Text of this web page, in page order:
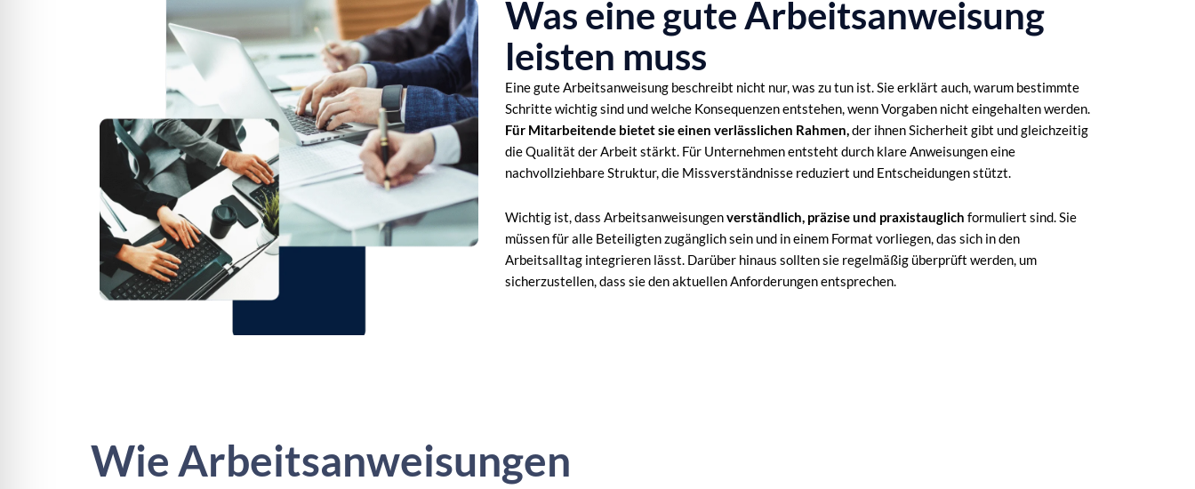
Was eine gute Arbeitsanweisung
leisten muss
Eine gute Arbeitsanweisung beschreibt nicht nur, was zu tun ist. Sie erklärt auch, warum bestimmte
Schritte wichtig sind und welche Konsequenzen entstehen, wenn Vorgaben nicht eingehalten werden.
Für Mitarbeitende bietet sie einen verlässlichen Rahmen,der ihnen Sicherheit gibt und gleichzeitig
die Qualität der Arbeit stärkt. Für Unternehmen entsteht durch klare Anweisungen eine
nachvollziehbare Struktur, die Missverständnisse reduziert und Entscheidungen stützt.
Wichtig ist, dass Arbeitsanweisungenverständlich, präzise und praxistauglich formuliert sind. Sie
müssen für alle Beteiligten zugänglich sein und in einem Format vorliegen, das sich in den
Arbeitsalltag integrieren lässt. Darüber hinaus sollten sie regelmäßig überprüft werden, um
sicherzustellen, dass sie den aktuellen Anforderungen entsprechen.
Wie Arbeitsanweisungen